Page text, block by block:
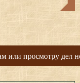
или просмотру дел